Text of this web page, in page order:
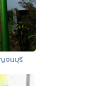
จนบุรี